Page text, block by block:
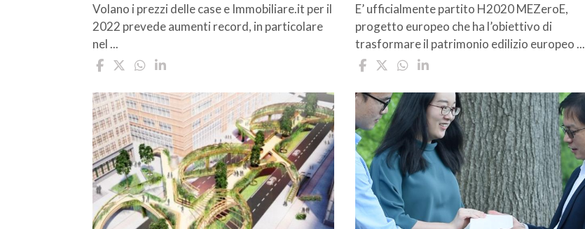
Volano i prezzi delle case e Immobiliare.it per il
2022 prevede aumenti record, in particolare
nel ...
E’ ufficialmente partito H2020 MEZeroE,
progetto europeo che ha l’obiettivo di
trasformare il patrimonio edilizio europeo ...